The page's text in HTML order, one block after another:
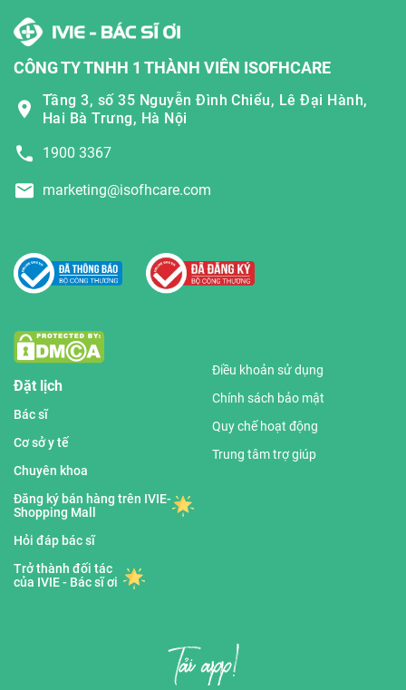
CÔNG TY TNHH 1 THÀNH VIÊN ISOFHCARE
Tầng 3, số 35 Nguyễn Đình Chiểu, Lê Đại Hành,
Hai Bà Trưng, Hà Nội
1900 3367
marketing@isofhcare.com
Đặt lịch
Bác sĩ
Cơ sở y tế
Chuyên khoa
Đăng ký bán hàng trên IVIE-
Shopping Mall
Hỏi đáp bác sĩ
Trở thành đối tác
của IVIE - Bác sĩ ơi
Điều khoản sử dụng
Chính sách bảo mật
Quy chế hoạt động
Trung tâm trợ giúp